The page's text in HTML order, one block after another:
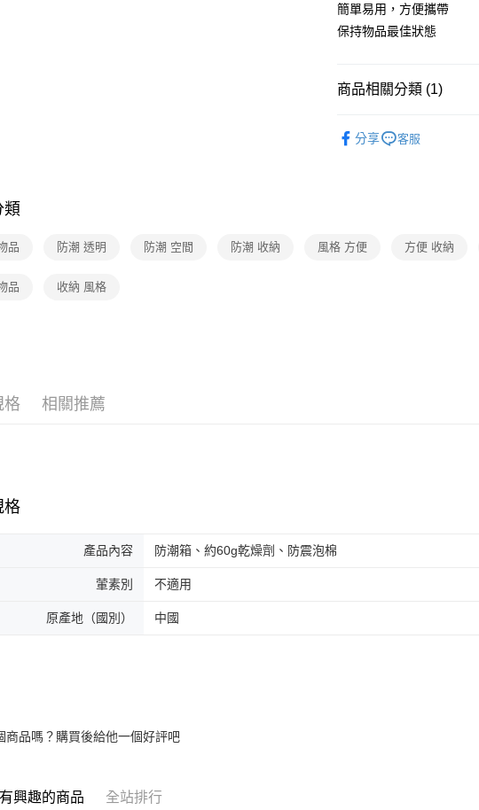
簡單易用，方便攜帶
保持物品最佳狀態
商品相關分類 (1)
分享
客服
類
品 防潮 透明 防潮 空間 防潮 收納 風格 方便 方便 收納
品 收納 風格
格 相關推薦
格
產品內容 防潮箱、約60g乾燥劑、防震泡棉
葷素別 不適用
原產地（國別） 中國
商品嗎？購買後給他一個好評吧
興趣的商品 全站排行